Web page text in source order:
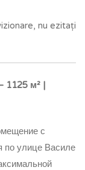
nu ezitați
1125 м² |
с
по улице Василе